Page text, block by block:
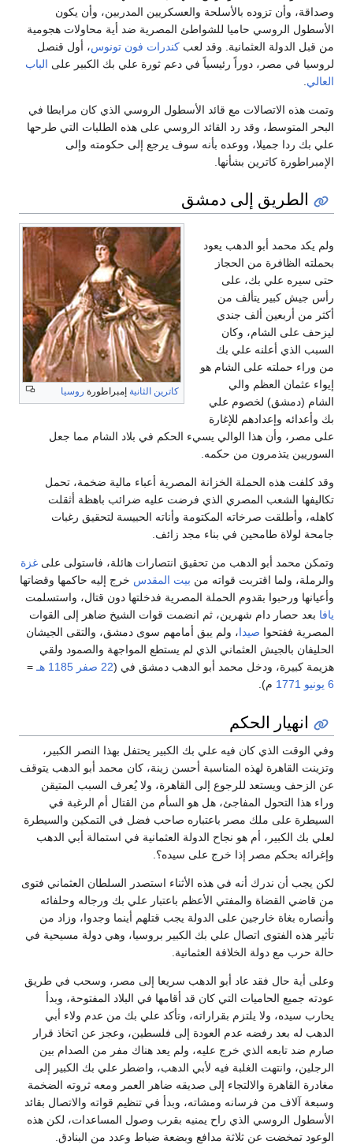
وصداقة، وأن تزوده بالأسلحة والعسكريين المدربين، وأن يكون
الأسطول الروسي حاميا للشواطئ المصرية ضد أية محاولات هجومية
من قبل الدولة العثمانية. وقد لعب كندرات فون تونوس، أول قنصل
لروسيا في مصر، دوراً رئيسياً في دعم ثورة علي بك الكبير على الباب
العالي
وتمت هذه الاتصالات مع قائد الأسطول الروسي الذي كان مرابطا في
البحر المتوسط، وقد رد القائد الروسي على هذه الطلبات التي طرحها
علي بك ردا جميلا، ووعده بأنه سوف يرجع إلى حكومته وإلى
الإمبراطورة كاترين بشأنها.
الطريق إلى دمشق
كاترين الثانية إمبراطورة روسيا
ولم يكد محمد أبو الدهب يعود
بحملته الظافرة من الحجاز
حتى سيره علي بك، على
رأس جيش كبير يتألف من
أكثر من أربعين ألف جندي
ليزحف على الشام، وكان
السبب الذي أعلنه علي بك
من وراء حملته على الشام هو
إيواء عثمان العظم والي
الشام (دمشق) لخصوم علي
بك وأعدائه وإعدادهم للإغارة
على مصر، وأن هذا الوالي يسيء الحكم في بلاد الشام مما جعل
السوريين يتذمرون من حكمه.
وقد كلفت هذه الحملة الخزانة المصرية أعباء مالية ضخمة، تحمل
تكاليفها الشعب المصري الذي فرضت عليه ضرائب باهظة أثقلت
كاهله، وأطلقت صرخاته المكتومة وأناته الحبيسة لتحقيق رغبات
جامحة لولاة طامحين في بناء مجد زائف.
وتمكن محمد أبو الدهب من تحقيق انتصارات هائلة، فاستولى على غزة
والرملة، ولما اقتربت قواته من بيت المقدس خرج إليه حاكمها وقضاتها
وأعيانها ورحبوا بقدوم الحملة المصرية فدخلتها دون قتال، واستسلمت
يافا بعد حصار دام شهرين، ثم انضمت قوات الشيخ ضاهر إلى القوات
المصرية ففتحوا صيدا، ولم يبق أمامهم سوى دمشق، والتقى الجيشان
الحليفان بالجيش العثماني الذي لم يستطع المواجهة والصمود ولقي
هزيمة كبيرة، ودخل محمد أبو الدهب دمشق في (22 صفر 1185 هـ
=
6 يونيو
1771 م).
انهيار الحكم
وفي الوقت الذي كان فيه علي بك الكبير يحتفل بهذا النصر الكبير،
وتزينت القاهرة لهذه المناسبة أحسن زينة، كان محمد أبو الدهب يتوقف
عن الزحف ويستعد للرجوع إلى القاهرة، ولا يُعرف السبب المتيقن
وراء هذا التحول المفاجئ، هل هو السأم من القتال أم الرغبة في
السيطرة على ملك مصر باعتباره صاحب فضل في التمكين والسيطرة
لعلي بك الكبير، أم هو نجاح الدولة العثمانية في استمالة أبي الدهب
وإغرائه بحكم مصر إذا خرج على سيده؟.
لكن يجب أن ندرك أنه في هذه الأثناء استصدر السلطان العثماني فتوى
من قاضي القضاة والمفتي الأعظم باعتبار علي بك ورجاله وحلفائه
وأنصاره بغاة خارجين على الدولة يجب قتلهم أينما وجدوا، وزاد من
تأثير هذه الفتوى اتصال علي بك الكبير بروسيا، وهي دولة مسيحية في
حالة حرب مع دولة الخلافة العثمانية.
وعلى أية حال فقد عاد أبو الدهب سريعا إلى مصر، وسحب في طريق
عودته جميع الحاميات التي كان قد أقامها في البلاد المفتوحة، وبدأ
يحارب سيده، ولا يلتزم بقراراته، وتأكد علي بك من عدم ولاء أبي
الدهب له بعد رفضه عدم العودة إلى فلسطين، وعجز عن اتخاذ قرار
صارم ضد تابعه الذي خرج عليه، ولم يعد هناك مفر من الصدام بين
الرجلين، وانتهت الغلبة فيه لأبي الدهب، واضطر علي بك الكبير إلى
مغادرة القاهرة والالتجاء إلى صديقه ضاهر العمر ومعه ثروته الضخمة
وسبعة آلاف من فرسانه ومشاته، وبدأ في تنظيم قواته والاتصال بقائد
الأسطول الروسي الذي راح يمنيه بقرب وصول المساعدات، لكن هذه
الوعود تمخضت عن ثلاثة مدافع وبضعة ضباط وعدد من البنادق.